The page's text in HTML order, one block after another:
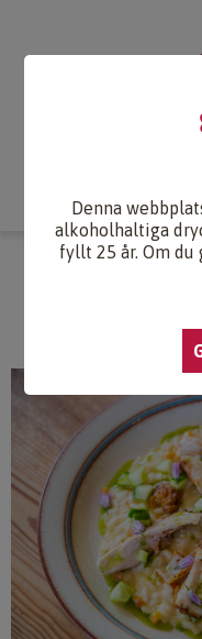
Denna
alkoholhaltiga
fyllt 25 år. Om du